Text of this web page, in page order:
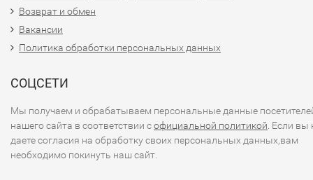
Возврат и обмен
Вакансии
Политика обработки персональных данных
СОЦСЕТИ
Мы получаем и обрабатываем персональные данные
нашего сайта в соответствии софициальной политикой . Если вы
даете согласия на обработку своих персональных данных,вам
необходимо покинуть наш сайт.